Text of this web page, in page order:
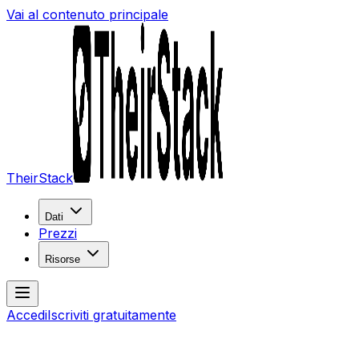
Vai al contenuto principale
TheirStack
Dati
Prezzi
Risorse
AccediIscriviti gratuitamente